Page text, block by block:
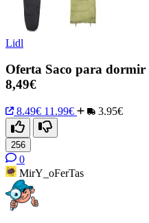
Lidl
Oferta Saco para dormir
8,49€
8.49€ 11.99€ 3.95€
256
0
MirY_oFerTas